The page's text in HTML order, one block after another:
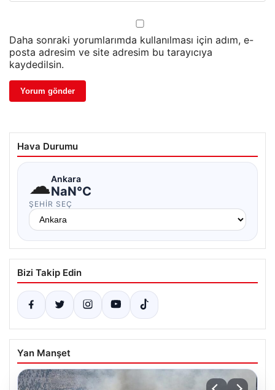
Daha sonraki yorumlarımda kullanılması için adım, e-
posta adresim ve site adresim bu tarayıcıya
kaydedilsin.
Hava Durumu
☁Ankara
NaN°C
ŞEHIR SEÇ
Bizi Takip Edin
Yan Manşet